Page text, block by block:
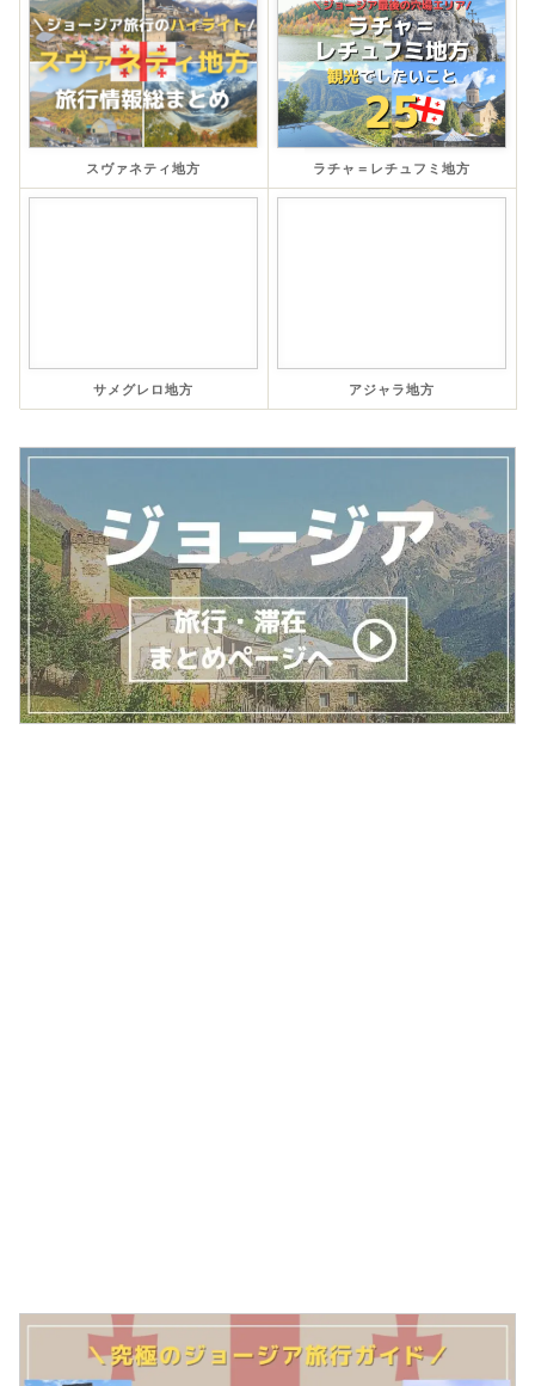
スヴァネティ地方 ラチャ＝レチュフミ地方
サメグレロ地方 アジャラ地方